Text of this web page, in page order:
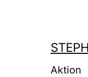
Aktion